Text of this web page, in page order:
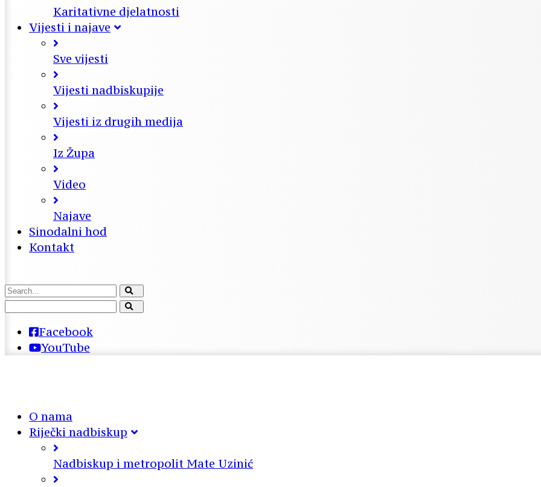
Karitativne djelatnosti
Vijesti i najave
Sve vijesti
Vijesti nadbiskupije
Vijesti iz drugih medija
Iz Župa
Video
Najave
Sinodalni hod
Kontakt
Facebook
YouTube
O nama
Riječki nadbiskup
Nadbiskup i metropolit Mate Uzinić